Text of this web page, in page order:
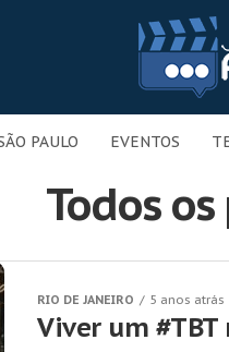
PAULO EVENTOS
Todos
RIO DE JANEIRO 5 anos atrás
Viver um #TBT